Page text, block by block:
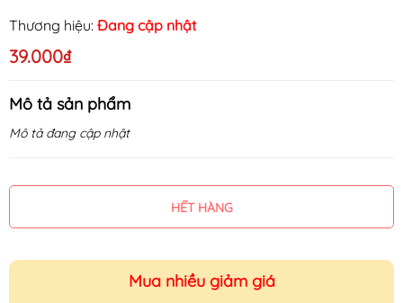
Thương hiệu: Đang cập nhật
39.000₫
Mô tả sản phẩm
Mô tả đang cập nhật
HẾT HÀNG
Mua nhiều giảm giá